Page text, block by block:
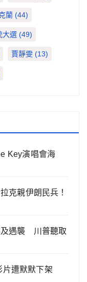
蘭 (44)
大選 (49)
賈靜雯 (13)
Key演唱會海
克親伊朗民兵！
及遇襲 川普聽取
片遭默默下架